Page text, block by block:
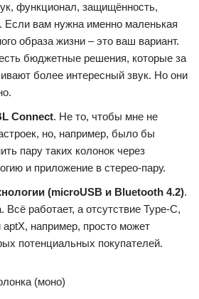
функционал, защищённость,
Если вам нужна именно маленькая
образа жизни – это ваш вариант.
бюджетные решения, которые за
более интересный звук. Но они
Connect. Не то, чтобы мне не
но, например, было бы
пару таких колонок через
и приложение в стерео-пару.
(microUSB и Bluetooth 4.2).
работает, а отсутствие Type-C,
например, просто может
потенциальных покупателей.
(моно)